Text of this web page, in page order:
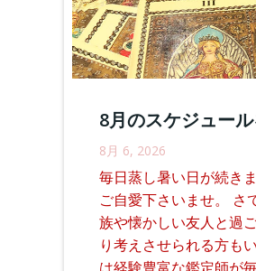
8月のスケジュー
8月 6, 2026
毎日蒸し暑い日が続き
ご自愛下さいませ。 さ
族や懐かしい友人と過
り考えさせられる方も